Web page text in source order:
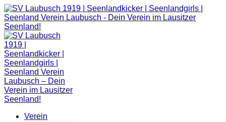
Zum
Inhalt
springen
Verein